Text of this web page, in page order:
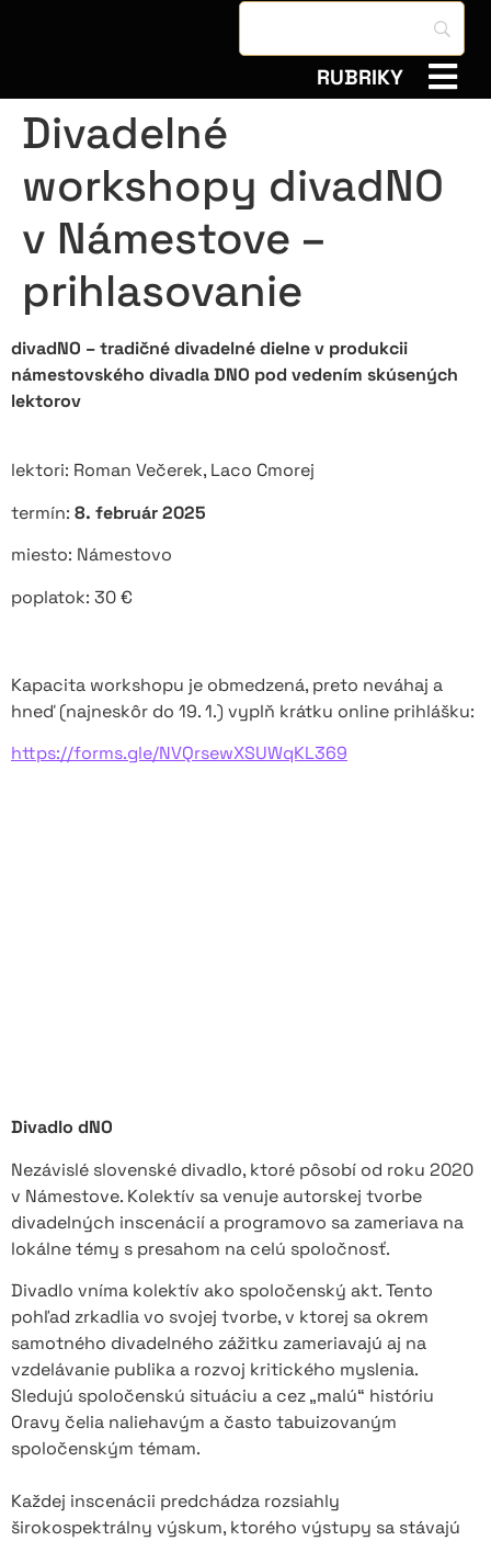
RUBRIKY
Divadelné
workshopy divadNO
v Námestove –
prihlasovanie
divadNO – tradičné divadelné dielne v produkcii
námestovského divadla DNO pod vedením skúsených
lektorov
lektori: Roman Večerek, Laco Cmorej
termín: 8. február 2025
miesto: Námestovo
poplatok: 30 €
Kapacita workshopu je obmedzená, preto neváhaj a
hneď (najneskôr do 19. 1.) vyplň krátku online prihlášku:
https://forms.gle/NVQrsewXSUWqKL369
Divadlo dNO
Nezávislé slovenské divadlo, ktoré pôsobí od roku 2020
v Námestove. Kolektív sa venuje autorskej tvorbe
divadelných inscenácií a programovo sa zameriava na
lokálne témy s presahom na celú spoločnosť.
Divadlo vníma kolektív ako spoločenský akt. Tento
pohľad zrkadlia vo svojej tvorbe, v ktorej sa okrem
samotného divadelného zážitku zameriavajú aj na
vzdelávanie publika a rozvoj kritického myslenia.
Sledujú spoločenskú situáciu a cez „malú“ históriu
Oravy čelia naliehavým a často tabuizovaným
spoločenským témam.
Každej inscenácii predchádza rozsiahly
širokospektrálny výskum, ktorého výstupy sa stávajú